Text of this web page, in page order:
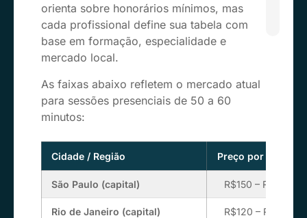
orienta sobre honorários mínimos, mas
cada profissional define sua tabela com
base em formação, especialidade e
mercado local.
As faixas abaixo refletem o mercado atual
para sessões presenciais de 50 a 60
minutos:
Cidade / Região Preço por sessão
São Paulo (capital) R$150 – R$400
Rio de Janeiro (capital) R$120 – R$350